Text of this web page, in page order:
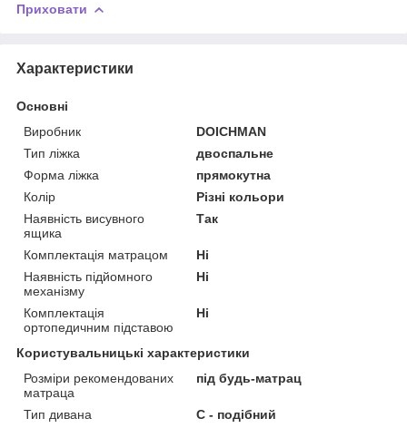
Приховати
Характеристики
Основні
Виробник
DOICHMAN
Тип ліжка
двоспальне
Форма ліжка
прямокутна
Колір
Різні кольори
Наявність висувного
ящика
Так
Комплектація матрацом
Ні
Наявність підйомного
механізму
Ні
Комплектація
ортопедичним підставою
Ні
Користувальницькі характеристики
Розміри рекомендованих
матраца
під будь-матрац
Тип дивана
С - подібний